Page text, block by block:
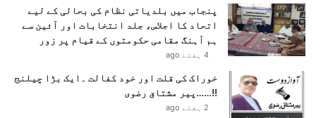
ک
ی
ک
و
ش
ی
پنجاب میں بلدیاتی نظام کی بحالی کے لیے
اتحاد کا اجلاس، جلد انتخابات اور آئین سے
ہم آہنگ مقامی حکومتوں کے قیام پر زور
4 ہفتے ago
خوراک کی قلت اور خود کفالت ۔ایک بڑا چیلنج
!!……پیر مشتاق رضوی
2 ہفتے ago